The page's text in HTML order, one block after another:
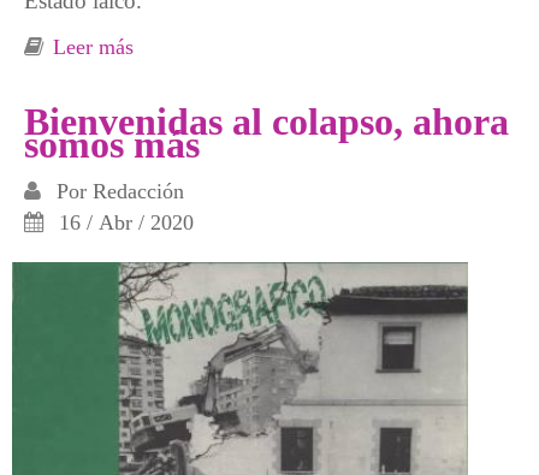
Leer más
humana»
Bienvenidas al colapso, ahora
somos más
Por Redacción
16 / Abr / 2020